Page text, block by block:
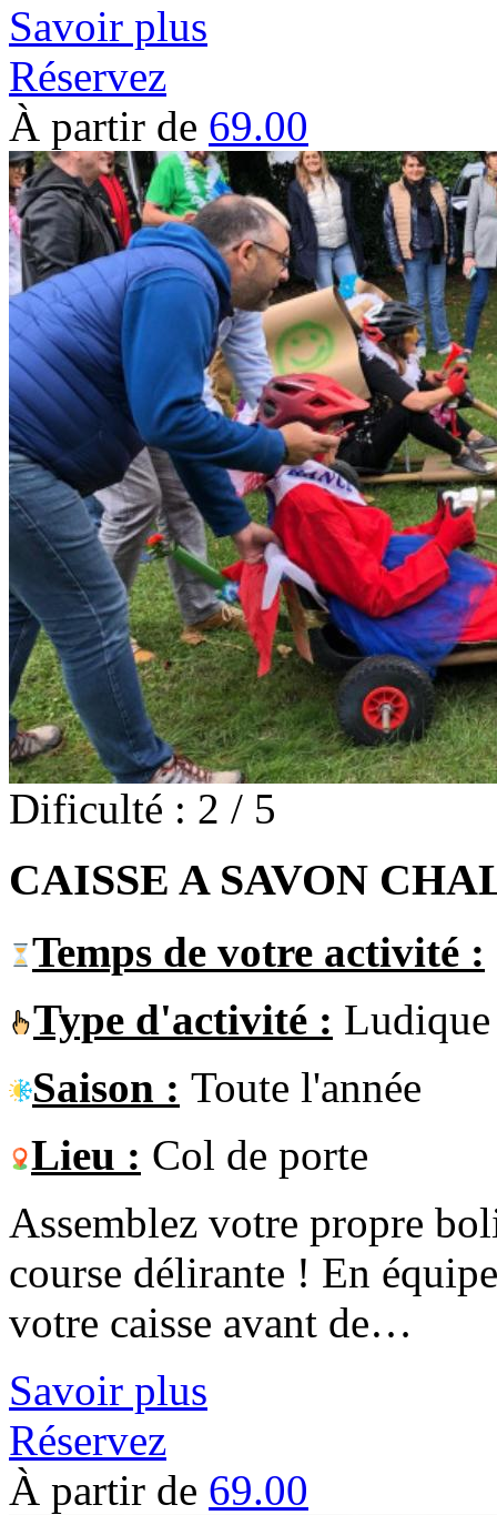
Savoir plus
Réservez
À partir de 69.00
Dificulté : 2 / 5
CAISSE A SAVON
Temps de votre activité :
Type d'activité : Ludique
Saison : Toute l'année
Lieu : Col de porte
Assemblez votre propre
course délirante ! En
votre caisse avant de…
Savoir plus
Réservez
À partir de 69.00